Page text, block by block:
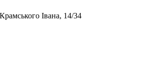
Івана, 14/34